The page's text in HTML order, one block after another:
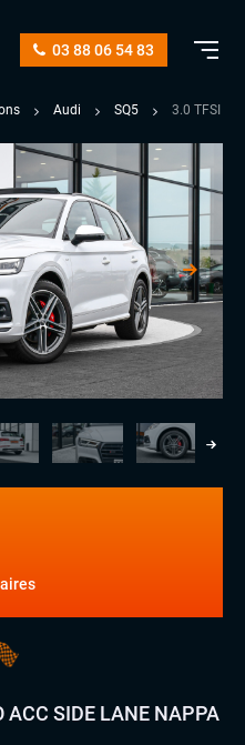
03 88 06 54 83
Audi SQ5 3.0 TFSI
ACC SIDE LANE NAPPA